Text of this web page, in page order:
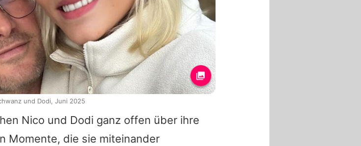
Nico und Dodi ganz offen über ihre
Momente, die sie miteinander
und Dodi, Juni 2025